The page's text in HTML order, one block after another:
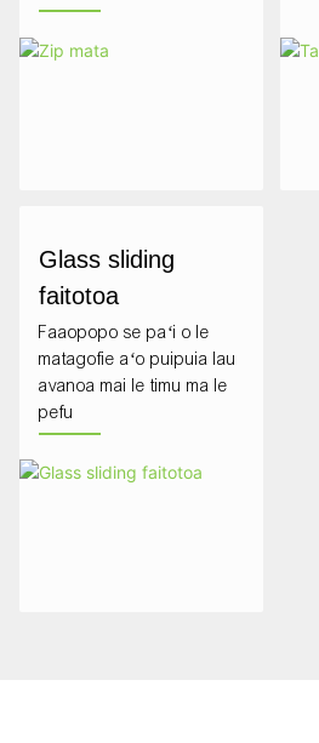
Glass sliding
faitotoa
Faaopopo se paʻi o le
matagofie aʻo puipuia lau
avanoa mai le timu ma le
pefu